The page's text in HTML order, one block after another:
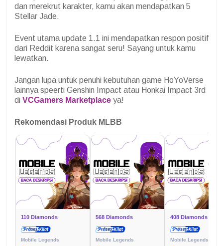
dan merekrut karakter, kamu akan mendapatkan 5
Stellar Jade.
Event utama update 1.1 ini mendapatkan respon positif
dari Reddit karena sangat seru! Sayang untuk kamu
lewatkan.
Jangan lupa untuk penuhi kebutuhan game HoYoVerse
lainnya speerti Genshin Impact atau Honkai Impact 3rd
di VCGamers Marketplace ya!
Rekomendasi Produk MLBB
110 Diamonds
Mobile Legends
568 Diamonds
Mobile Legends
408 Diamonds
Mobile Legends